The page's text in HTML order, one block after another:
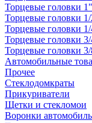
Торцевые головки 1"
Торцевые головки
Торцевые головки
Торцевые головки
Торцевые головки
Автомобильные
Прочее
Стеклодомкраты
Прикуриватели
Щетки и стекломои
Воронки